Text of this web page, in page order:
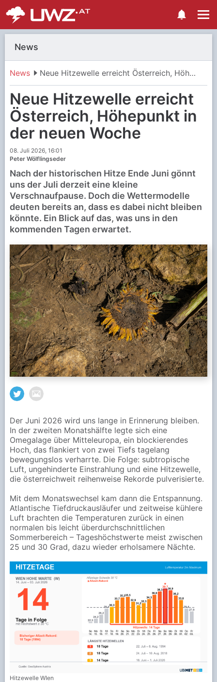
News
News Neue Hitzewelle erreicht Österreich, Höhepunkt in der neuen Woche
Neue Hitzewelle erreicht
Österreich, Höhepunkt in
der neuen Woche
08. Juli 2026, 16:01
Peter Wölflingseder
Nach der historischen Hitze Ende Juni gönnt
uns der Juli derzeit eine kleine
Verschnaufpause. Doch die Wettermodelle
deuten bereits an, dass es dabei nicht bleiben
könnte. Ein Blick auf das, was uns in den
kommenden Tagen erwartet.
Der Juni 2026 wird uns lange in Erinnerung bleiben.
In der zweiten Monatshälfte legte sich eine
Omegalage über Mitteleuropa, ein blockierendes
Hoch, das flankiert von zwei Tiefs tagelang
bewegungslos verharrte. Die Folge: subtropische
Luft, ungehinderte Einstrahlung und eine Hitzewelle,
die österreichweit reihenweise Rekorde pulverisierte.
Mit dem Monatswechsel kam dann die Entspannung.
Atlantische Tiefdruckausläufer und zeitweise kühlere
Luft brachten die Temperaturen zurück in einen
normalen bis leicht überdurchschnittlichen
Sommerbereich – Tageshöchstwerte meist zwischen
25 und 30 Grad, dazu wieder erholsamere Nächte.
Hitzewelle WIen